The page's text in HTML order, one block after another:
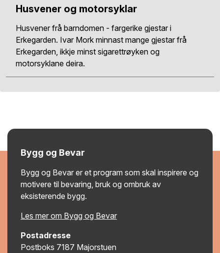
Husvener og motorsyklar
Husvener frå barndomen - fargerike gjestar i
Erkegarden. Ivar Mork minnast mange gjestar frå
Erkegarden, ikkje minst sigarettrøyken og
motorsyklane deira.
Bygg og Bevar
Bygg og Bevar er et program som skal inspirere og
motivere til bevaring, bruk og ombruk av
eksisterende bygg.
Les mer om Bygg og Bevar
Postadresse
Postboks 7187 Majorstuen